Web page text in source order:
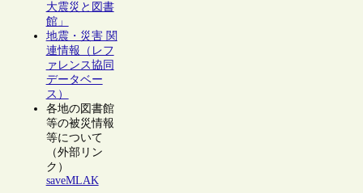
大震災と図書
館」
地震・災害 関
連情報（レフ
ァレンス協同
データベー
ス）
各地の図書館
等の被災情報
等について
（外部リン
ク）
saveMLAK